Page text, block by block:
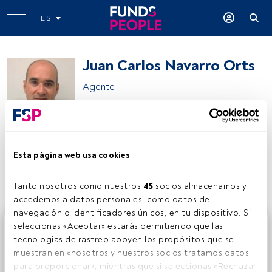
Esta página web usa cookies
Tanto nosotros como nuestros 45 socios almacenamos y
accedemos a datos personales, como datos de
navegación o identificadores únicos, en tu dispositivo. Si
seleccionas «Aceptar» estarás permitiendo que las
tecnologías de rastreo apoyen los propósitos que se
muestran en «nosotros y nuestros socios tratamos datos
para proporcionar», mientras que si seleccionas «Rechazar
ES
Juan Carlos Navarro Orts
Agente
Compartir:
Este es un artículo exclusivo para los usuarios registrados
de FundsPeople. Si ya estás registrado, accede desde el
botón Login. Si aún no tienes cuenta, te invitamos a
registrarte y disfrutar de todo el universo que ofrece